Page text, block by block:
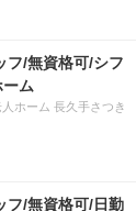
フ/無資格可/シフ
ーム
ホーム 長久手さつき
フ/無資格可/日勤